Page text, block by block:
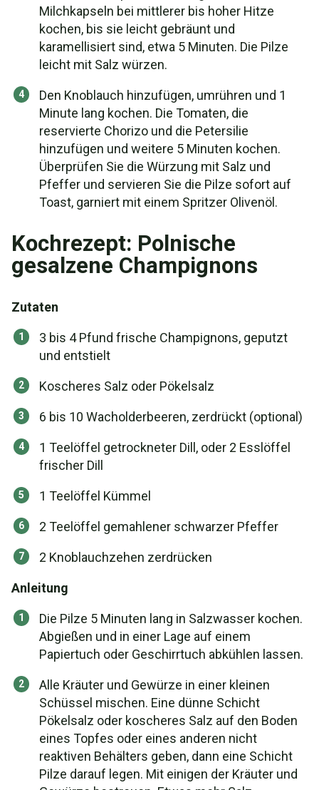
Milchkapseln bei mittlerer bis hoher Hitze
kochen, bis sie leicht gebräunt und
karamellisiert sind, etwa 5 Minuten. Die Pilze
leicht mit Salz würzen.
Den Knoblauch hinzufügen, umrühren und 1
Minute lang kochen. Die Tomaten, die
reservierte Chorizo und die Petersilie
hinzufügen und weitere 5 Minuten kochen.
Überprüfen Sie die Würzung mit Salz und
Pfeffer und servieren Sie die Pilze sofort auf
Toast, garniert mit einem Spritzer Olivenöl.
Kochrezept: Polnische
gesalzene Champignons
Zutaten
3 bis 4 Pfund frische Champignons, geputzt
und entstielt
Koscheres Salz oder Pökelsalz
6 bis 10 Wacholderbeeren, zerdrückt (optional)
1 Teelöffel getrockneter Dill, oder 2 Esslöffel
frischer Dill
1 Teelöffel Kümmel
2 Teelöffel gemahlener schwarzer Pfeffer
2 Knoblauchzehen zerdrücken
Anleitung
Die Pilze 5 Minuten lang in Salzwasser kochen.
Abgießen und in einer Lage auf einem
Papiertuch oder Geschirrtuch abkühlen lassen.
Alle Kräuter und Gewürze in einer kleinen
Schüssel mischen. Eine dünne Schicht
Pökelsalz oder koscheres Salz auf den Boden
eines Topfes oder eines anderen nicht
reaktiven Behälters geben, dann eine Schicht
Pilze darauf legen. Mit einigen der Kräuter und